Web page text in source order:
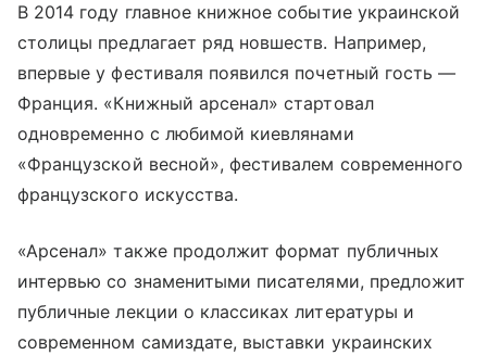
В 2014 году главное книжное событие украинской
столицы предлагает ряд новшеств. Например,
впервые у фестиваля появился почетный гость —
Франция. «Книжный арсенал» стартовал
одновременно с любимой киевлянами
«Французской весной», фестивалем современного
французского искусства.
«Арсенал» также продолжит формат публичных
интервью со знаменитыми писателями, предложит
публичные лекции о классиках литературы и
современном самиздате, выставки украинских